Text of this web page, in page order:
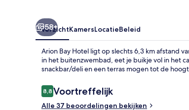
58+
OverzichtKamersLocatieBeleid
Arion Bay Hotel ligt op slechts 6,3 km afstand
in het buitenzwembad, eet je buikje vol in het
snackbar/deli en een terras mogen tot de
Beoordelingen
8,88,8 op 10 –
Voortreffelijk
Alle 37 beoordelingen bekijken